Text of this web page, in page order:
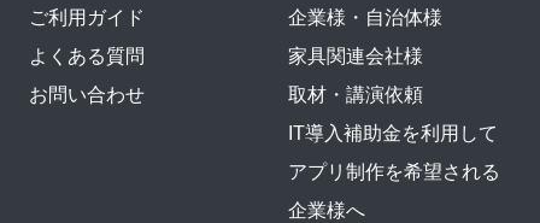
ご利用ガイド
よくある質問
お問い合わせ
企業様・自治体様
家具関連会社様
取材・講演依頼
IT導入補助金を利用して
アプリ制作を希望される
企業様へ